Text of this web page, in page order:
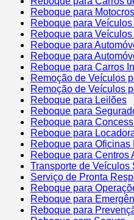
Reboque para
Reboque para
Reboque para Veículos
Reboque para
Reboque para
Reboque para Carros
Remoção de Veículos
Remoção de Veículos
Reboque para Leilões
Reboque para
Reboque para
Reboque para
Reboque para Oficinas
Reboque para Centros
Transporte de Veículos
Serviço de Pronta
Reboque para
Reboque para
Reboque para